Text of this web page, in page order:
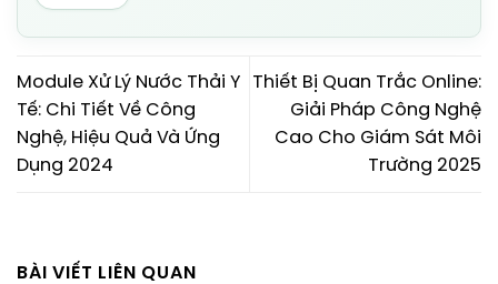
Module Xử Lý Nước Thải Y
Tế: Chi Tiết Về Công
Nghệ, Hiệu Quả Và Ứng
Dụng 2024
Thiết Bị Quan Trắc Online:
Giải Pháp Công Nghệ
Cao Cho Giám Sát Môi
Trường 2025
BÀI VIẾT LIÊN QUAN